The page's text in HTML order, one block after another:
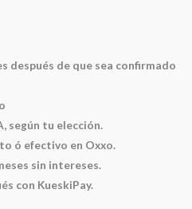
después de que sea confirmado
según tu elección.
ó efectivo en Oxxo.
sin intereses.
con KueskiPay.